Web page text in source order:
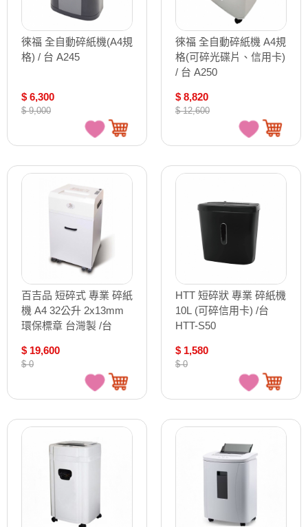
徠福 全自動碎紙機(A4規
格) / 台 A245
$ 6,300
$ 9,000
徠福 全自動碎紙機 A4規
格(可碎光碟片、信用卡)
/ 台 A250
$ 8,820
$ 12,600
百吉品 短碎式 專業 碎紙
機 A4 32公升 2x13mm
環保標章 台灣製 /台
$ 19,600
$ 0
HTT 短碎狀 專業 碎紙機
10L (可碎信用卡) /台
HTT-S50
$ 1,580
$ 0